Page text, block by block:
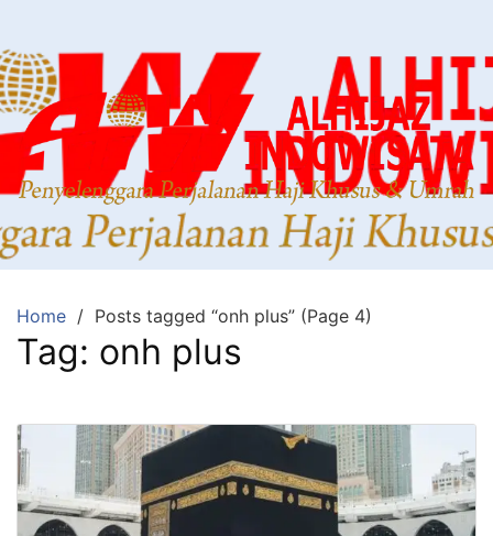
Home Posts tagged “onh plus” (Page 4)
Tag: onh plus